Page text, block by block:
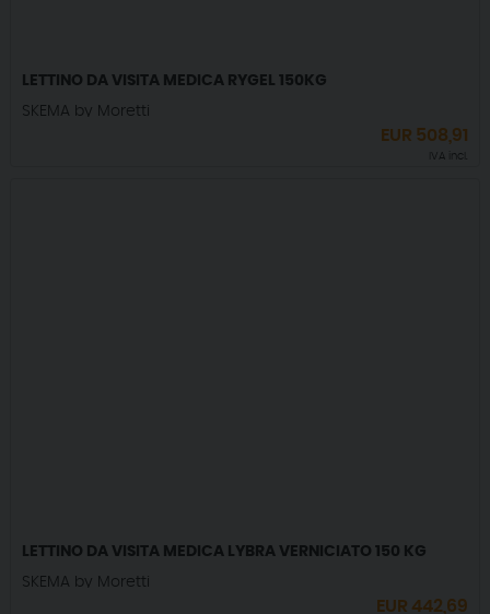
LETTINO DA VISITA MEDICA RYGEL 150KG
SKEMA by Moretti
EUR 508,91
IVA incl.
LETTINO DA VISITA MEDICA LYBRA VERNICIATO 150 KG
SKEMA by Moretti
EUR 442,69